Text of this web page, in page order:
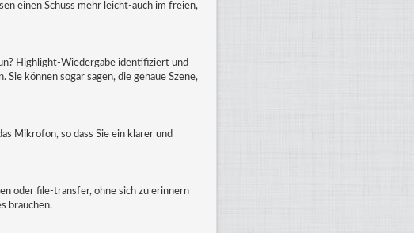
einen Schuss mehr leicht-auch im freien,
Highlight-Wiedergabe identifiziert und
können sogar sagen, die genaue Szene,
Mikrofon, so dass Sie ein klarer und
oder file-transfer, ohne sich zu erinnern
brauchen.